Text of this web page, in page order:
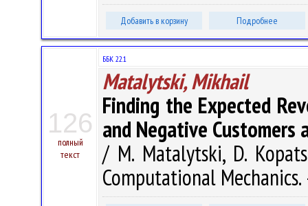
Добавить в корзину Подробнее
126
полный
текст
ББК 22.1
Matalytski, Mikhail
Finding the Expected
and Negative Customers
/ M. Matalytski, D.
Computational